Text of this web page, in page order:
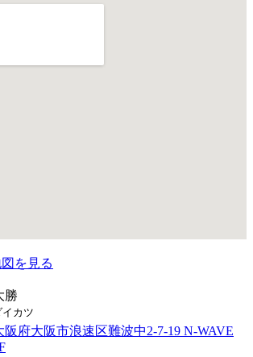
を見る
勝
イカツ
阪府大阪市浪速区難波中2-7-19 N-WAVE